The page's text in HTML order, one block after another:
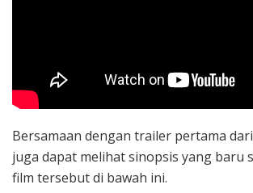
Bersamaan dengan trailer pertama
juga dapat melihat sinopsis yang baru
film tersebut di bawah ini.